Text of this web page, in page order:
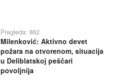
Pregleda: 862
Milenković: Aktivno devet
požara na otvorenom, situacija
u Deliblatskoj peščari
povoljnija